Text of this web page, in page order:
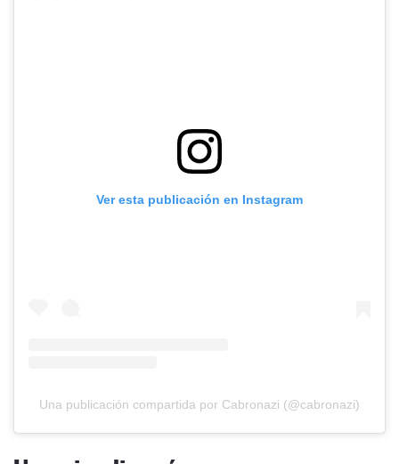
Ver esta publicación en Instagram
Una publicación compartida por Cabronazi (@cabronazi)